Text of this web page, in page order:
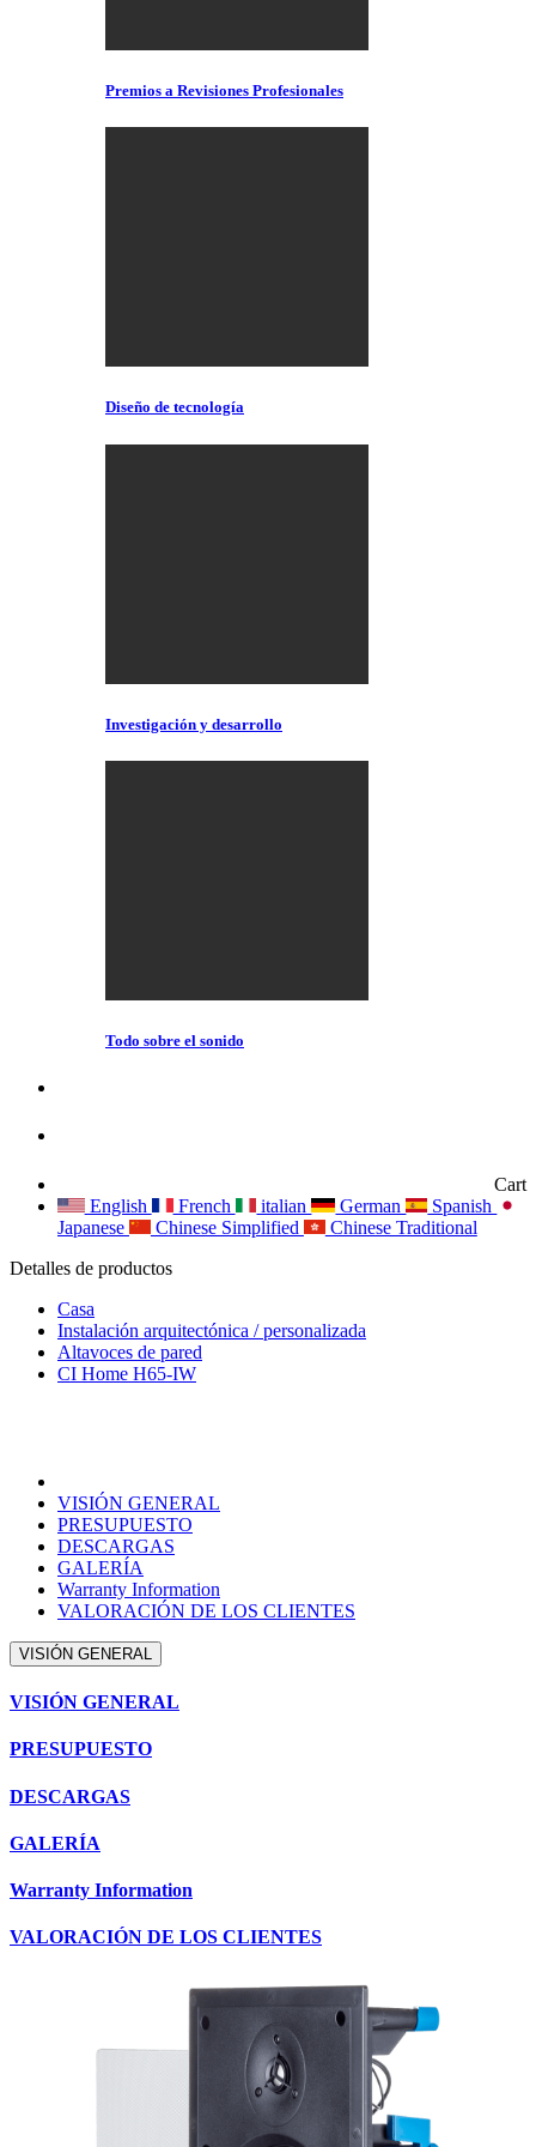
Premios a Revisiones Profesionales
Diseño de tecnología
Investigación y desarrollo
Todo sobre el sonido
Cart
English
French italian German
Spanish
Japanese
Chinese Simplified
Chinese Traditional
Detalles de productos
Casa
Instalación arquitectónica / personalizada
Altavoces de pared
CI Home H65-IW
VISIÓN GENERAL
PRESUPUESTO
DESCARGAS
GALERÍA
Warranty Information
VALORACIÓN DE LOS CLIENTES
VISIÓN GENERAL
VISIÓN GENERAL
PRESUPUESTO
DESCARGAS
GALERÍA
Warranty Information
VALORACIÓN DE LOS CLIENTES